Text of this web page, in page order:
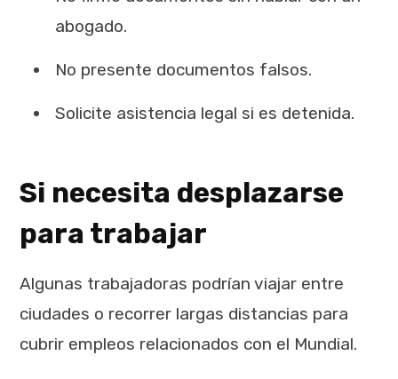
abogado.
No presente documentos falsos.
Solicite asistencia legal si es detenida.
Si necesita desplazarse
para trabajar
Algunas trabajadoras podrían viajar entre
ciudades o recorrer largas distancias para
cubrir empleos relacionados con el Mundial.